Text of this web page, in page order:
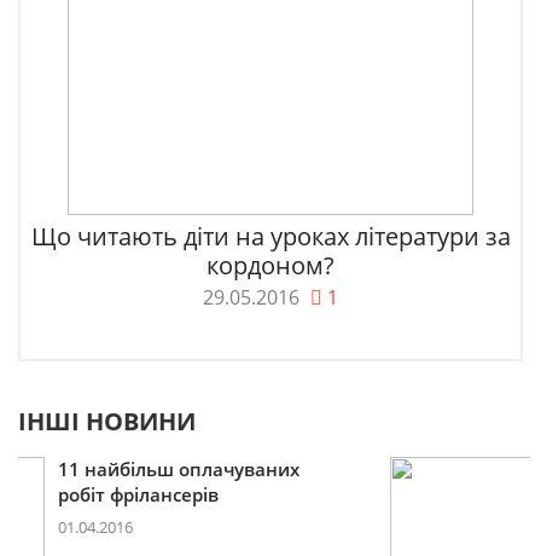
Що читають діти на уроках літератури за
кордоном?
29.05.2016 1
ІНШІ НОВИНИ
Пошукова строка зникне
до 2027